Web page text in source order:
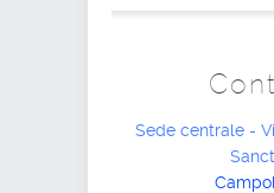
Sede centrale -